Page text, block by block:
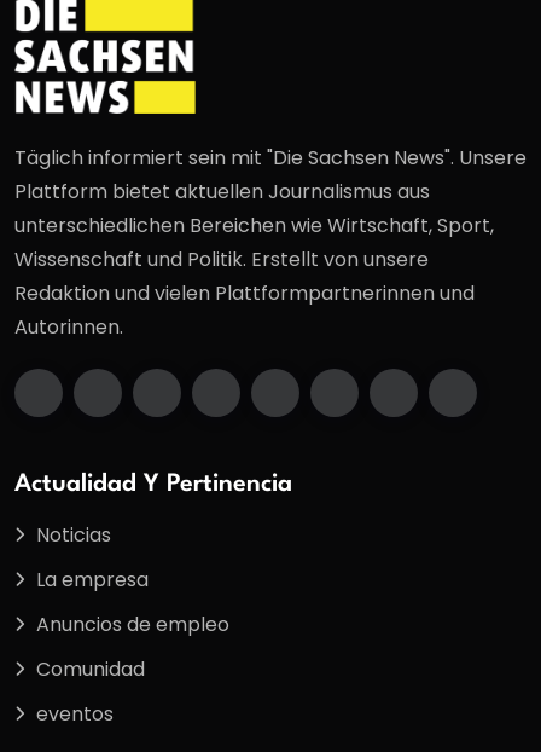
Täglich informiert sein mit "Die Sachsen News". Unsere
Plattform bietet aktuellen Journalismus aus
unterschiedlichen Bereichen wie Wirtschaft, Sport,
Wissenschaft und Politik. Erstellt von unsere
Redaktion und vielen Plattformpartnerinnen und
Autorinnen.
Actualidad Y Pertinencia
Noticias
La empresa
Anuncios de empleo
Comunidad
eventos